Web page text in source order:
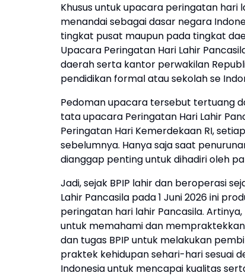
Khusus untuk upacara peringatan hari
menandai sebagai dasar negara
tingkat pusat maupun pada tingkat
Upacara Peringatan Hari Lahir
daerah serta kantor perwakilan
pendidikan formal atau sekolah se
Pedoman upacara tersebut tertuang
tata upacara Peringatan Hari Lahir
Peringatan Hari Kemerdekaan RI,
sebelumnya. Hanya saja saat
dianggap penting untuk dihadiri oleh
Jadi, sejak BPIP lahir dan beroperasi
Lahir Pancasila pada 1 Juni 2026 ini
peringatan hari lahir Pancasila.
untuk memahami dan
dan tugas BPIP untuk melakukan
praktek kehidupan sehari-hari sesuai
Indonesia untuk mencapai kualitas